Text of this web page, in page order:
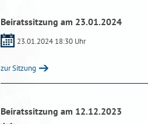
Beiratssitzung am 23.01.2024
23.01.2024 18:30 Uhr
zur Sitzung
Beiratssitzung am 12.12.2023